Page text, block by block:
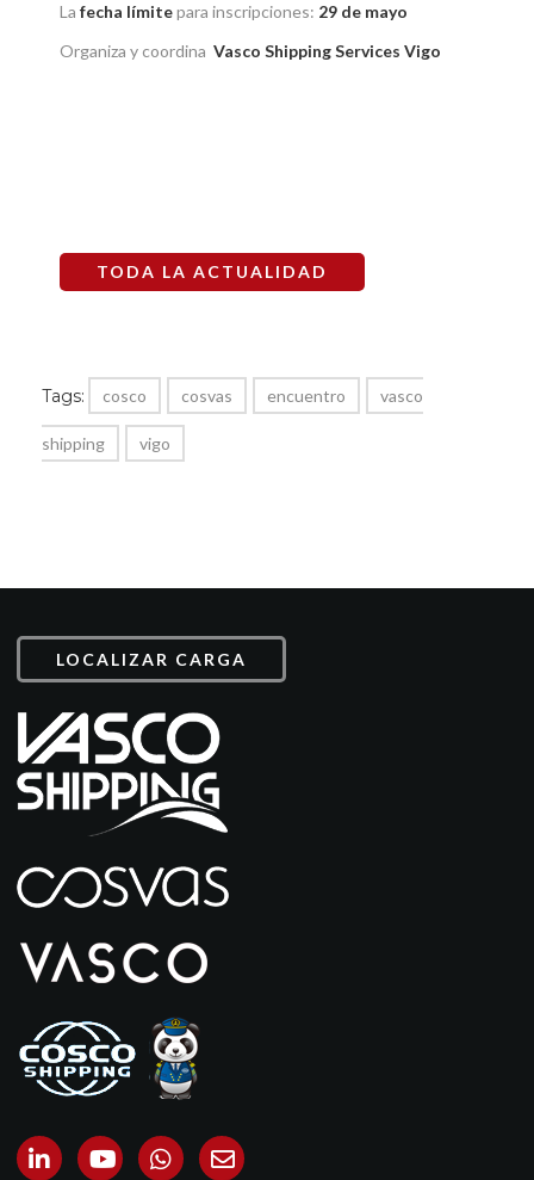
La fecha límitepara inscripciones: 29 de mayo
Organiza y coordina Vasco Shipping Services Vigo
TODA LA ACTUALIDAD
Tags: cosco cosvas encuentro vasco
shipping vigo
LOCALIZAR CARGA